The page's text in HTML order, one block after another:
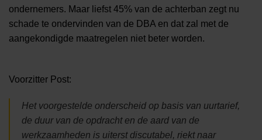
ondernemers. Maar liefst 45% van de achterban zegt nu
schade te ondervinden van de DBA en dat zal met de
aangekondigde maatregelen niet beter worden.
Voorzitter Post:
Het voorgestelde onderscheid op basis van uurtarief,
de duur van de opdracht en de aard van de
werkzaamheden is uiterst discutabel, riekt naar